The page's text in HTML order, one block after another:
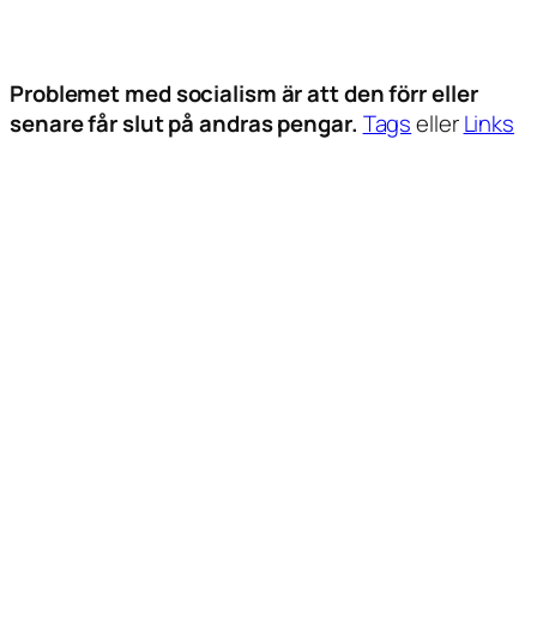
Problemet med socialism är att den förr eller
senare får slut på andras pengar. TagsellerLinks